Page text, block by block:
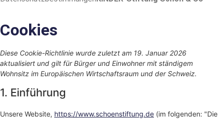
Cookies
Diese Cookie-Richtlinie wurde zuletzt am 19. Januar 2026
aktualisiert und gilt für Bürger und Einwohner mit ständigem
Wohnsitz im Europäischen Wirtschaftsraum und der Schweiz.
1. Einführung
Unsere Website, https://www.schoenstiftung.de (im folgenden: "Die